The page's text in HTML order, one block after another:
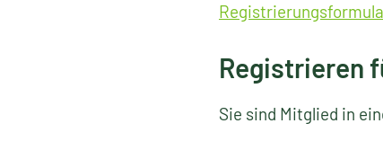
Registrieren
Sie sind Mitglied in